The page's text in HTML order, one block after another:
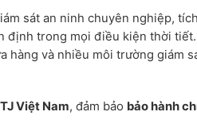
sát an ninh chuyên nghiệp,
định trong mọi điều kiện thời
hàng và nhiều môi trường giám
Việt Nam, đảm bảo bảo hành